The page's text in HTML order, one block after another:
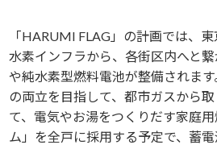
「HARUMI FLAG」の計画では、
水素インフラから、各街区内へと
や純水素型燃料電池が整備されま
の両立を目指して、都市ガスから
て、電気やお湯をつくりだす家庭
ム」を全戸に採用する予定で、蓄